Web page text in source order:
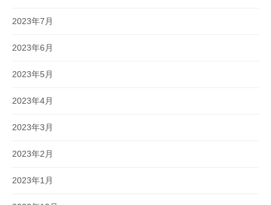
2023年7月
2023年6月
2023年5月
2023年4月
2023年3月
2023年2月
2023年1月